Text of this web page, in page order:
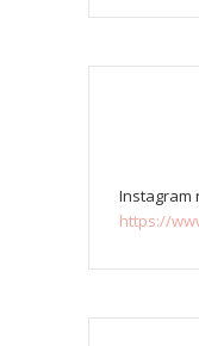
Instagram
https://